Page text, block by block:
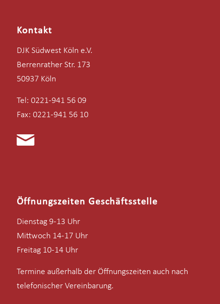
Kontakt
DJK Südwest Köln e.V.
Berrenrather Str. 173
50937 Köln
Tel: 0221-941 56 09
Fax: 0221-941 56 10
Öffnungszeiten Geschäftsstelle
Dienstag 9-13 Uhr
Mittwoch 14-17 Uhr
Freitag 10-14 Uhr
Termine außerhalb der Öffnungszeiten auch nach
telefonischer Vereinbarung.